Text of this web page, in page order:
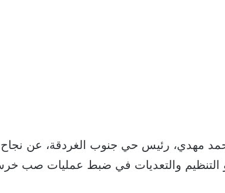
مهدي، رئيس حي جنوب الغردقة، عن نجاح
التنظيم والتعديات في ضبط عمليات صب